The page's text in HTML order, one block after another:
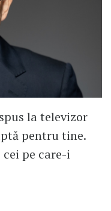
la televizor
pentru tine.
pe care-i